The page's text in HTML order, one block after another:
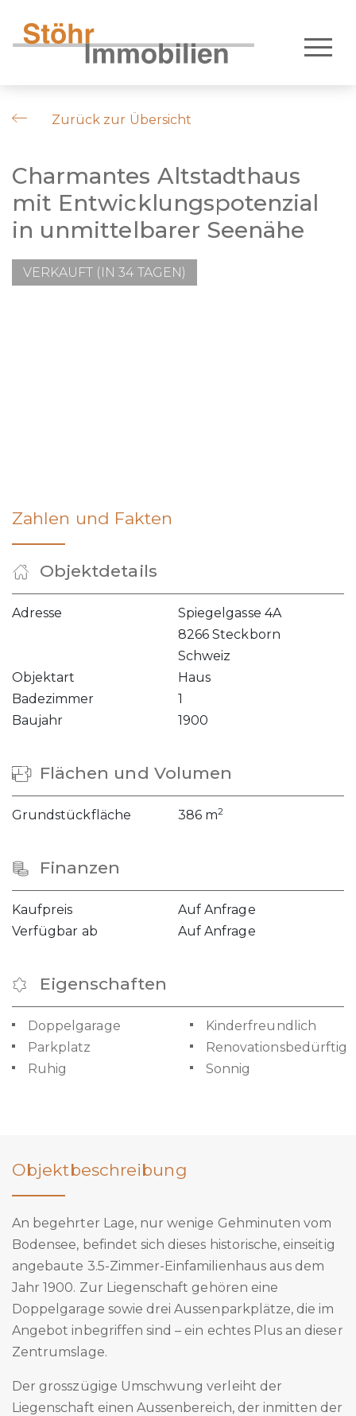
Zurück zur Übersicht
Charmantes Altstadthaus
mit Entwicklungspotenzial
in unmittelbarer Seenähe
VERKAUFT (IN 34 TAGEN)
Zahlen und Fakten
Objektdetails
Adresse
Spiegelgasse 4A
8266 Steckborn
Schweiz
Objektart
Haus
Badezimmer
1
Baujahr
1900
Flächen und Volumen
Grundstückfläche 386 m2
Finanzen
Kaufpreis
Auf Anfrage
Verfügbar ab
Auf Anfrage
Eigenschaften
Doppelgarage
Kinderfreundlich
Parkplatz
Renovationsbedürftig
Ruhig
Sonnig
Objektbeschreibung
An begehrter Lage, nur wenige Gehminuten vom
Bodensee, befindet sich dieses historische, einseitig
angebaute 3.5-Zimmer-Einfamilienhaus aus dem
Jahr 1900. Zur Liegenschaft gehören eine
Doppelgarage sowie drei Aussenparkplätze, die im
Angebot inbegriffen sind – ein echtes Plus an dieser
Zentrumslage.
Der grosszügige Umschwung verleiht der
Liegenschaft einen Aussenbereich, der inmitten der